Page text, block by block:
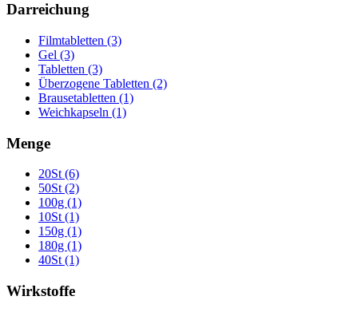
Darreichung
Filmtabletten (3)
Gel (3)
Tabletten (3)
Überzogene Tabletten (2)
Brausetabletten (1)
Weichkapseln (1)
Menge
20St (6)
50St (2)
100g (1)
10St (1)
150g (1)
180g (1)
40St (1)
Wirkstoffe